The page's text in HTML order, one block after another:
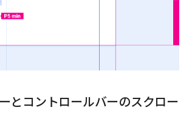
とコントロールバーのスクロー